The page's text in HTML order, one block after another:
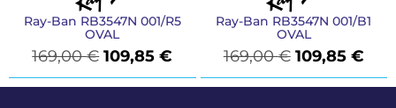
Ray-Ban RB3547N 001/R5
OVAL
169,00€ 109,85€
Ray-Ban RB3547N 001/B1
OVAL
169,00€ 109,85 €